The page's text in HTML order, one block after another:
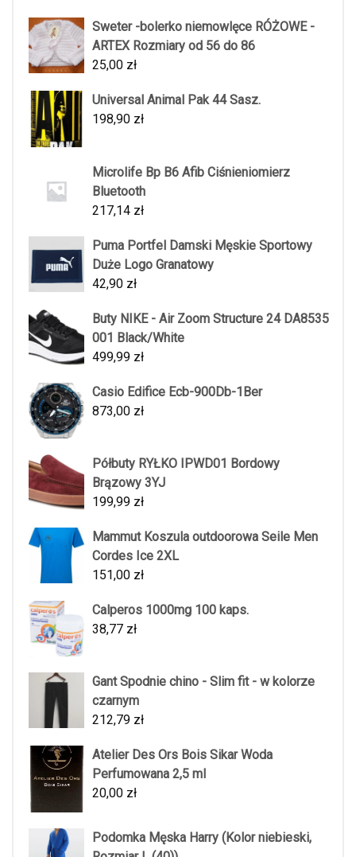
Sweter -bolerko niemowlęce RÓŻOWE -
ARTEX Rozmiary od 56 do 86
25,00 zł
Universal Animal Pak 44 Sasz.
198,90 zł
Microlife Bp B6 Afib Ciśnieniomierz
Bluetooth
217,14 zł
Puma Portfel Damski Męskie Sportowy
Duże Logo Granatowy
42,90 zł
Buty NIKE - Air Zoom Structure 24 DA8535
001 Black/White
499,99 zł
Casio Edifice Ecb-900Db-1Ber
873,00 zł
Półbuty RYŁKO IPWD01 Bordowy
Brązowy 3YJ
199,99 zł
Mammut Koszula outdoorowa Seile Men
Cordes Ice 2XL
151,00 zł
Calperos 1000mg 100 kaps.
38,77 zł
Gant Spodnie chino - Slim fit - w kolorze
czarnym
212,79 zł
Atelier Des Ors Bois Sikar Woda
Perfumowana 2,5 ml
20,00 zł
Podomka Męska Harry (Kolor niebieski,